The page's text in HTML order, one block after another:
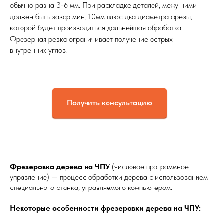
обычно равна 3-6 мм. При раскладке деталей, межу ними
должен быть зазор мин. 10мм плюс два диаметра фрезы,
которой будет производиться дальнейшая обработка.
Фрезерная резка ограничивает получение острых
внутренних углов.
Получить консультацию
Фрезеровка дерева на ЧПУ (числовое программное
управление) — процесс обработки дерева с использованием
специального станка, управляемого компьютером.
Некоторые особенности фрезеровки дерева на ЧПУ: